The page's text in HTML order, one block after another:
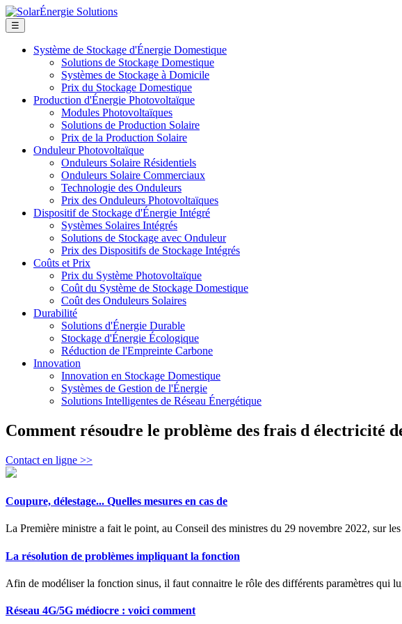
☰
Système de Stockage d'Énergie Domestique
Solutions de Stockage Domestique
Systèmes de Stockage à Domicile
Prix du Stockage Domestique
Production d'Énergie Photovoltaïque
Modules Photovoltaïques
Solutions de Production Solaire
Prix de la Production Solaire
Onduleur Photovoltaïque
Onduleurs Solaire Résidentiels
Onduleurs Solaire Commerciaux
Technologie des Onduleurs
Prix des Onduleurs Photovoltaïques
Dispositif de Stockage d'Énergie Intégré
Systèmes Solaires Intégrés
Solutions de Stockage avec Onduleur
Prix des Dispositifs de Stockage Intégrés
Coûts et Prix
Prix du Système Photovoltaïque
Coût du Système de Stockage Domestique
Coût des Onduleurs Solaires
Durabilité
Solutions d'Énergie Durable
Stockage d'Énergie Écologique
Réduction de l'Empreinte Carbone
Innovation
Innovation en Stockage Domestique
Systèmes de Gestion de l'Énergie
Solutions Intelligentes de Réseau Énergétique
Comment résoudre le problème des frais d électricité
Contact en ligne >>
Coupure, délestage... Quelles mesures en cas de
La Première ministre a fait le point, au Conseil des ministres du 29 novembre 2022, sur
La résolution de problèmes impliquant la fonction
Afin de modéliser la fonction sinus, il faut connaitre le rôle des différents paramètres qui
Réseau 4G/5G médiocre : voici comment